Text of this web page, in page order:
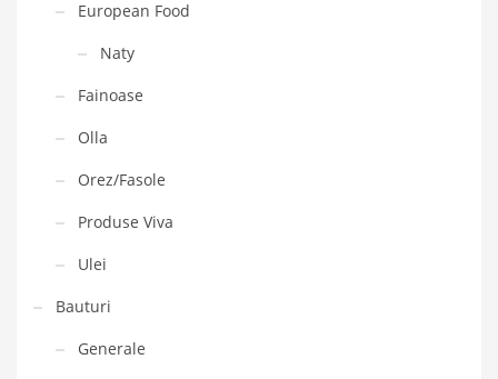
European Food
Naty
Fainoase
Olla
Orez/Fasole
Produse Viva
Ulei
Bauturi
Generale